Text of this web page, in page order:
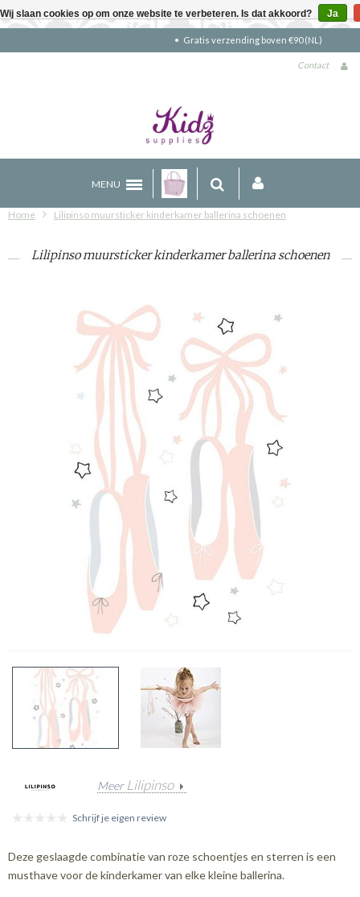
Gratis verzending boven €90 (NL)
Contact
MENU
Home Lilipinso muursticker kinderkamer ballerina schoenen
Lilipinso muursticker kinderkamer ballerina schoenen
Meer Lilipinso
Schrijf je eigen review
Deze geslaagde combinatie van roze schoentjes en sterren is een
musthave voor de kinderkamer van elke kleine ballerina.
Wij slaan cookies op om onze website te verbeteren. Is dat akkoord? Ja